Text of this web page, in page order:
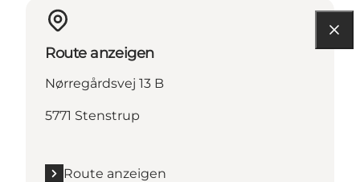
Route anzeigen
Nørregårdsvej 13 B
5771 Stenstrup
Route anzeigen